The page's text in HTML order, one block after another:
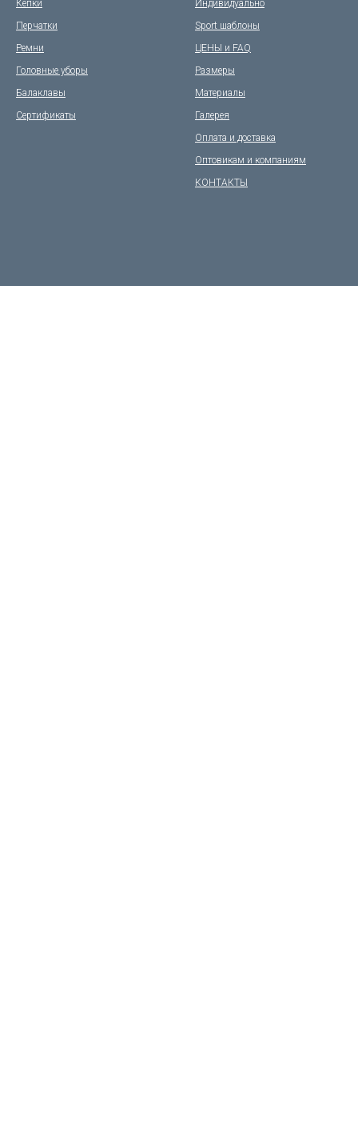
Кепки
Перчатки
Ремни
Головные уборы
Балаклавы
Сертификаты
Индивидуально
Sport шаблоны
ЦЕНЫ и FAQ
Размеры
Материалы
Галерея
Оплата и доставка
Оптовикам и компаниям
КОНТАКТЫ